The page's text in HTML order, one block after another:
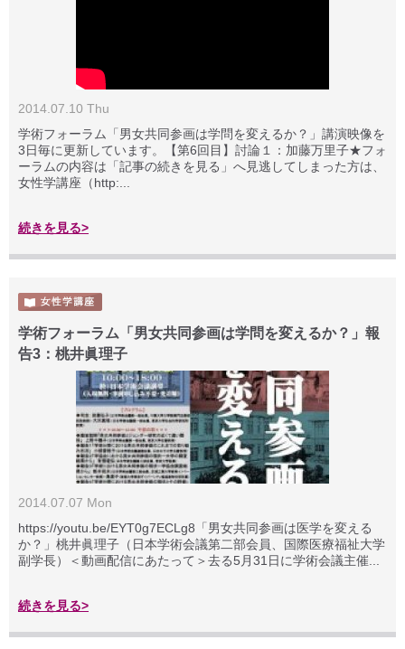
2014.07.10 Thu
学術フォーラム「男女共同参画は学問を変えるか？」講演映像を
3日毎に更新しています。【第6回目】討論１：加藤万里子★フォ
ーラムの内容は「記事の続きを見る」へ見逃してしまった方は、
女性学講座（http:...
続きを見る>
学術フォーラム「男女共同参画は学問を変えるか？」報
告3：桃井眞理子
2014.07.07 Mon
https://youtu.be/EYT0g7ECLg8「男女共同参画は医学を変える
か？」桃井眞理子（日本学術会議第二部会員、国際医療福祉大学
副学長）＜動画配信にあたって＞去る5月31日に学術会議主催...
続きを見る>